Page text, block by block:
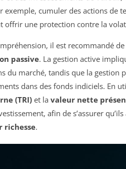
exemple, cumuler des actions de
offrir une protection contre la
il est recommandé
passive. La gestion active
du marché, tandis que la gestion
dans des fonds indiciels. En
(TRI)et la valeur nette
afin de s’assurer
richesse.